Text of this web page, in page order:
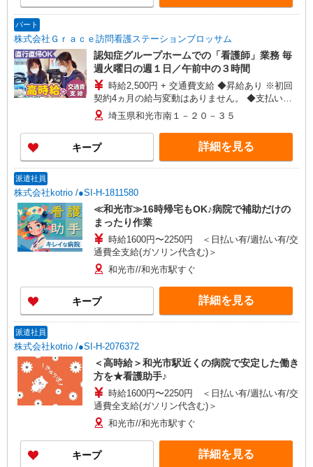
パート
株式会社Ｇｒａｃｅ訪問看護ステーションブロッサム
認知症グループホームでの「看護師」業務 毎
週火曜日の週１日／午前中の３時間
時給2,500円 + 交通費支給 ◆昇給あり ※初回
契約4ヵ月の給与変動はありません。 ◆支払い方
法：月1回 ◆交通費:一部支給 ※直行直帰OK
埼玉県和光市南１－２０－３５
キープ 詳細を見る
派遣社員
株式会社kotrio /●SI-H-1811580
≪和光市≫16時帰宅もOK♪病院で補助だけの
まったり作業
時給1600円〜2250円 ＜日払い有/週払い有/交
通費全支給(ガソリン代含む)＞
和光市//和光市駅すぐ
キープ 詳細を見る
派遣社員
株式会社kotrio /●SI-H-2076372
＜高時給＞和光市駅近くの病院で安定した働き
方を★看護助手♪
時給1600円〜2250円 ＜日払い有/週払い有/交
通費全支給(ガソリン代含む)＞
和光市//和光市駅すぐ
キープ 詳細を見る